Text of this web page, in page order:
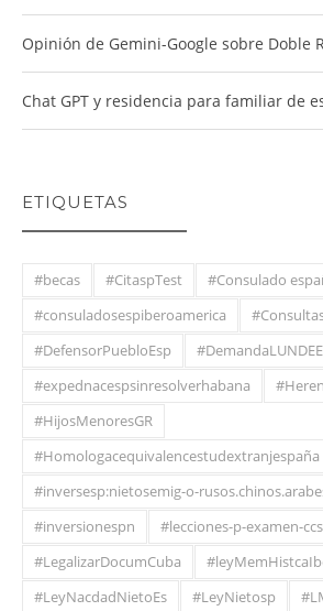
Opinión de Gemini-Google sobre Doble
Chat GPT y residencia para familiar de
ETIQUETAS
#becas #CitaspTest
#Consulado
#consuladosespiberoamerica
#DefensorPuebloEsp
#DemandaLUNDEE
#expednacespsinresolverhabana
#HijosMenoresGR
#Homologacequivalencestudextranjespaña
#inversesp:nietosemig-o-
#inversionespn
#lecciones-p-examen-
#LegalizarDocumCuba
#LeyNacdadNietoEs
#LeyNietosp